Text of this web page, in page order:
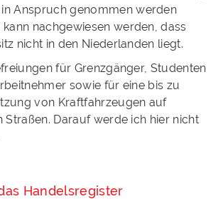
Anspruch genommen werden
kann nachgewiesen werden, dass
nicht in den Niederlanden liegt.
für Grenzgänger, Studenten
sowie für eine bis zu
von Kraftfahrzeugen auf
Straßen. Darauf werde ich hier nicht
Handelsregister